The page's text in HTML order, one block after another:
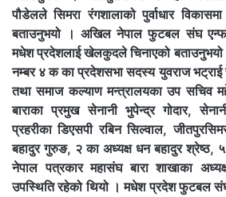
पौडेलले सिमरा रंगशालाको पुर्वाधार
बताउनुभयो । अखिल नेपाल फुटबल संघ
मधेश प्रदेशलाई खेलकुदले चिनाएको बताउनुभयो
नम्बर ४ क का प्रदेशसभा सदस्य युवराज भट्राई
तथा समाज कल्याण मन्त्रालयका उप सचिव
बाराका प्रमुख सेनानी भुपेन्द्र गोदार,
प्रहरीका डिएसपी रबिन सिल्वाल,
बहादुर गुरुङ, २ का अध्यक्ष धन बहादुर श्रेष्ठ, ५
नेपाल पत्रकार महासंघ बारा शाखाका
उपस्थिति रहेको थियो । मधेश प्रदेश फुटबल